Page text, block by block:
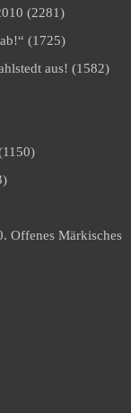
(2281)
(1725)
aus! (1582)
Offenes Märkisches